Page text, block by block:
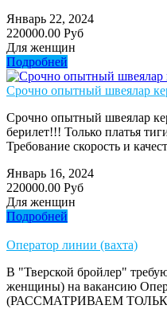
Январь 22, 2024
220000.00 Руб
Для женщин
Подробней
Срочно опытный швеялар
Срочно опытный швеялар
берилет!!! Только платья
Требование скорость и
Январь 16, 2024
220000.00 Руб
Для женщин
Подробней
Оператор линии (вахта)
В "Тверской бройлер"
женщины) нa вaкaнcию
(РАССМАТРИВАЕМ